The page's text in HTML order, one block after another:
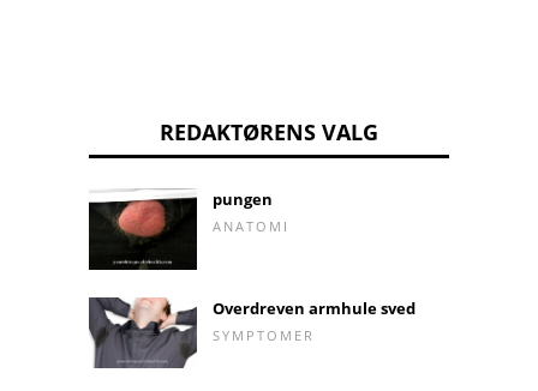
REDAKTØRENS VALG
pungen
ANATOMI
Overdreven armhule sved
SYMPTOMER